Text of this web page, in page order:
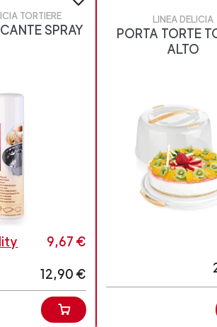
TORTIERE
SPRAY
9,67 €
12,90 €
LINEA DELICIA
PORTA TORTE
ALTO